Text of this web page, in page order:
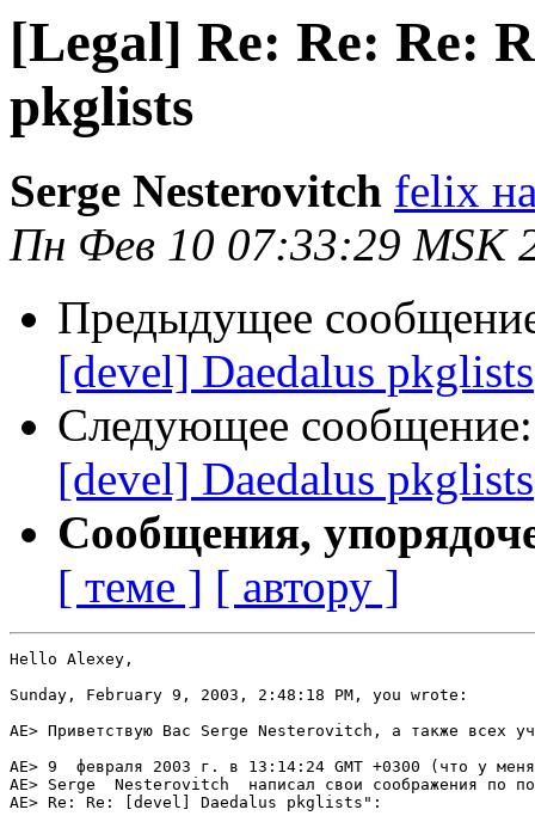
[Legal] Re: Re: Re:
pkglists
Serge Nesterovitch felix
Пн Фев 10 07:33:29 MSK
Предыдущее
[devel] Daedalus pkglists
Следующее
[devel] Daedalus pkglists
Сообщения,
[ теме ] [ автору ]
Hello Alexey,
Sunday, February 9, 2003, 2:48:18 PM, you wrote:
AE> Приветствую Вас Serge Nesterovitch, а также всех
AE> 9  февраля 2003 г. в 13:14:24 GMT +0300 (что у
AE> Serge  Nesterovitch  написал свои соображения по
AE> Re: Re: [devel] Daedalus pkglists":